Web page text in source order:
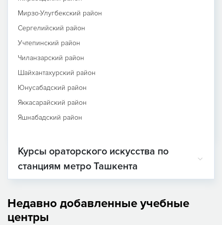
Мирзо-Улугбекский район
Сергелийский район
Учтепинский район
Чиланзарский район
Шайхантахурский район
Юнусабадский район
Яккасарайский район
Яшнабадский район
Курсы ораторского искусства по
станциям метро Ташкента
Недавно добавленные учебные
центры